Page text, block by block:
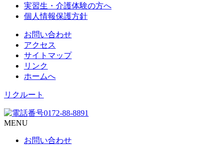
実習生・介護体験の方へ
個人情報保護方針
お問い合わせ
アクセス
サイトマップ
リンク
ホームへ
リクルート
MENU
お問い合わせ